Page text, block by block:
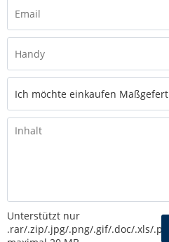
Unterstützt nur
.rar/.zip/.jpg/.png/.gif/.doc/.xls/.pdf,